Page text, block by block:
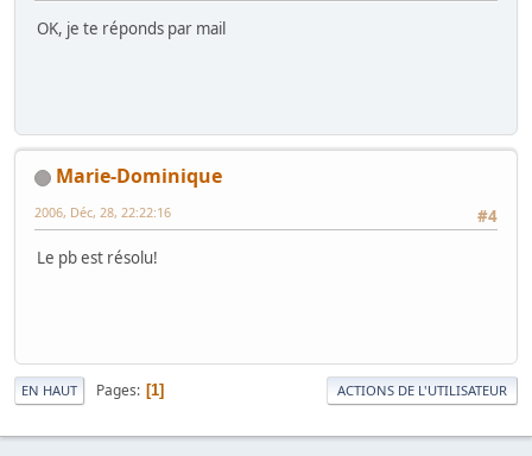
OK, je te réponds par mail
Marie-Dominique
#4
2006, Déc, 28, 22:22:16
Le pb est résolu!
EN HAUT Pages 1 ACTIONS DE L'UTILISATEUR